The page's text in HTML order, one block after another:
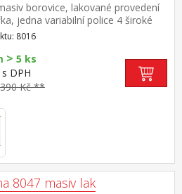
borovice, lakované provedení
jedna variabilní police 4 široké
pojezdy, hloubka zásuvky
8016
> 5 ks
s DPH
Kč **
8047 masiv lak